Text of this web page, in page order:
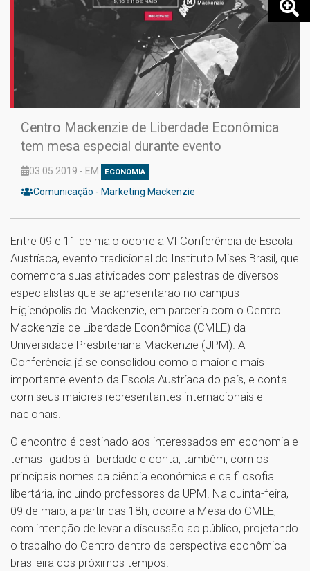
Centro Mackenzie de Liberdade Econômica
tem mesa especial durante evento
03.05.2019 - EM ECONOMIA
Comunicação - Marketing Mackenzie
Entre 09 e 11 de maio ocorre a VI Conferência de Escola
Austríaca, evento tradicional do Instituto Mises Brasil, que
comemora suas atividades com palestras de diversos
especialistas que se apresentarão no campus
Higienópolis do Mackenzie, em parceria com o Centro
Mackenzie de Liberdade Econômica (CMLE) da
Universidade Presbiteriana Mackenzie (UPM). A
Conferência já se consolidou como o maior e mais
importante evento da Escola Austríaca do país, e conta
com seus maiores representantes internacionais e
nacionais.
O encontro é destinado aos interessados em economia e
temas ligados à liberdade e conta, também, com os
principais nomes da ciência econômica e da filosofia
libertária, incluindo professores da UPM. Na quinta-feira,
09 de maio, a partir das 18h, ocorre a Mesa do CMLE,
com intenção de levar a discussão ao público, projetando
o trabalho do Centro dentro da perspectiva econômica
brasileira dos próximos tempos.